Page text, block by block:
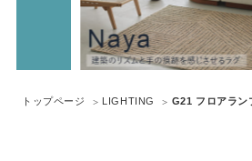
トップページ LIGHTING G21 フロアラン